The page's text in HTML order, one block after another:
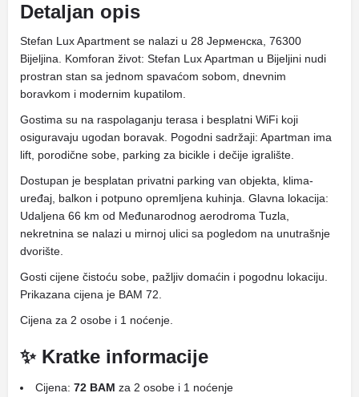
Detaljan opis
Stefan Lux Apartment se nalazi u 28 Јерменска, 76300
Bijeljina. Komforan život: Stefan Lux Apartman u Bijeljini nudi
prostran stan sa jednom spavaćom sobom, dnevnim
boravkom i modernim kupatilom.
Gostima su na raspolaganju terasa i besplatni WiFi koji
osiguravaju ugodan boravak. Pogodni sadržaji: Apartman ima
lift, porodične sobe, parking za bicikle i dečije igralište.
Dostupan je besplatan privatni parking van objekta, klima-
uređaj, balkon i potpuno opremljena kuhinja. Glavna lokacija:
Udaljena 66 km od Međunarodnog aerodroma Tuzla,
nekretnina se nalazi u mirnoj ulici sa pogledom na unutrašnje
dvorište.
Gosti cijene čistoću sobe, pažljiv domaćin i pogodnu lokaciju.
Prikazana cijena je BAM 72.
Cijena za 2 osobe i 1 noćenje.
✨ Kratke informacije
Cijena: 72 BAM za 2 osobe i 1 noćenje